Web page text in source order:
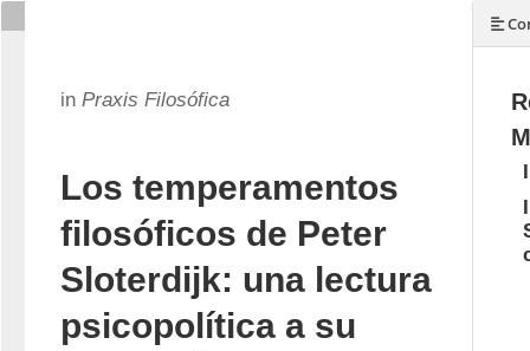
in Praxis Filosófica
Los temperamentos
filosóficos de Peter
Sloterdijk: una lectura
psicopolítica a su